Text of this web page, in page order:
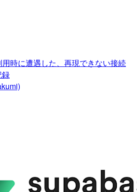
時に遭遇した、再現できない接続
録